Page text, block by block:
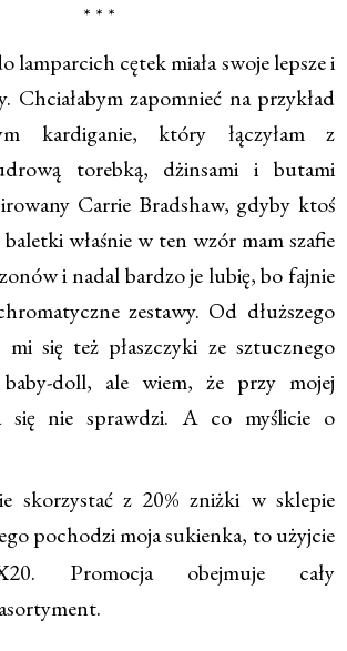
* * *
lamparcich cętek miała swoje lepsze i
Chciałabym zapomnieć na przykład
kardiganie, który łączyłam z
torebką, dżinsami i butami
Carrie Bradshaw, gdyby ktoś
baletki właśnie w ten wzór mam szafie
i nadal bardzo je lubię, bo fajnie
zestawy. Od dłuższego
mi się też płaszczyki ze sztucznego
doll, ale wiem, że przy mojej
się nie sprawdzi. A co myślicie o
skorzystać z 20% zniżki w sklepie
pochodzi moja sukienka, to użyjcie
Promocja obejmuje cały